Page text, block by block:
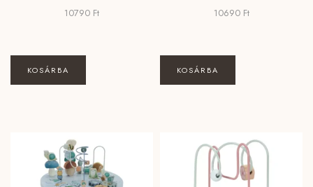
10790 Ft
KOSÁRBA
10690 Ft
KOSÁRBA